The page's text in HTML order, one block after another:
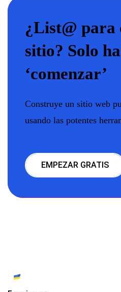
¿List@ para
sitio? Solo
‘comenzar’
Construye un sitio web
usando las potentes
EMPEZAR GRATIS